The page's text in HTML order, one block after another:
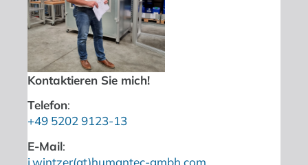
Kontaktieren Sie mich!
Telefon:
+49 5202 9123-13
E-Mail:
j.wintzer(at)humantec-gmbh.com